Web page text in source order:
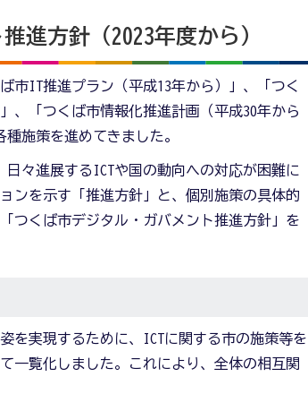
進方針（2023年度から）
市IT推進プラン（平成13年から）」、「つく
、「つくば市情報化推進計画（平成30年から
施策を進めてきました。
々進展するICTや国の動向への対応が困難に
ンを示す「推進方針」と、個別施策の具体的
つくば市デジタル・ガバメント推進方針」を
を実現するために、ICTに関する市の施策等を
一覧化しました。これにより、全体の相互関